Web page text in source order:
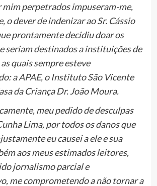
mim perpetrados impuseram-me,
o dever de indenizar ao Sr. Cássio
prontamente decidiu doar os
seriam destinados a instituições de
quais sempre esteve
a APAE, o Instituto São Vicente
da Criança Dr. João Moura.
meu pedido de desculpas
Lima, por todos os danos que
eu causei a ele e sua
aos meus estimados leitores,
jornalismo parcial e
me comprometendo a não tornar a